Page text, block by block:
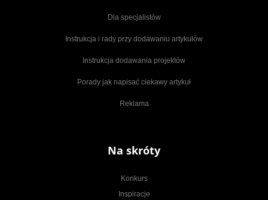
Dla specjalistów
Instrukcja i rady przy dodawaniu artykułów
Instrukcja dodawania projektów
Porady jak napisać ciekawy artykuł
Reklama
Na skróty
Konkurs
Inspiracje